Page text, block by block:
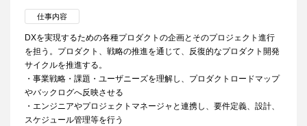
仕事内容
DXを実現するための各種プロダクトの企画とそのプロジェクト進行
を担う。プロダクト、戦略の推進を通じて、反復的なプロダクト開発
サイクルを推進する。
・事業戦略・課題・ユーザニーズを理解し、プロダクトロードマップ
やバックログへ反映させる
・エンジニアやプロジェクトマネージャと連携し、要件定義、設計、
スケジュール管理等を行う